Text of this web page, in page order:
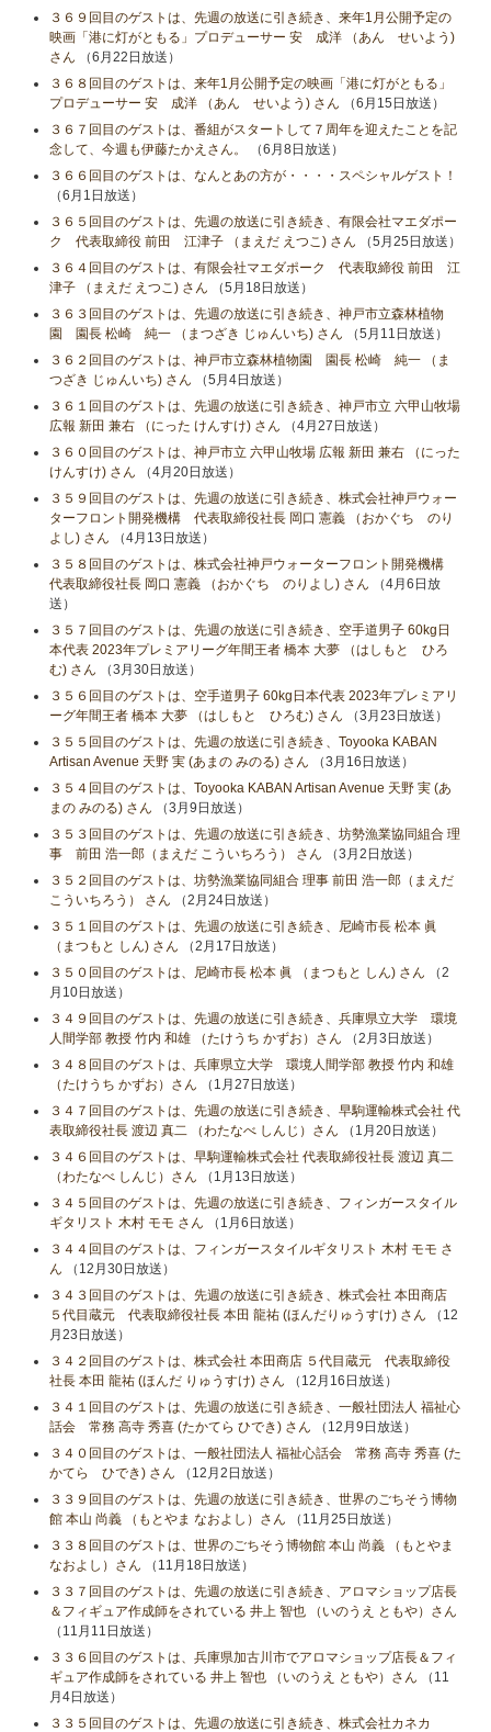
３６９回目のゲストは、先週の放送に引き続き、来年1月公開予定の
映画「港に灯がともる」プロデューサー 安 成洋 （あん せいよう)
さん （6月22日放送）
３６８回目のゲストは、来年1月公開予定の映画「港に灯がともる」
プロデューサー 安 成洋 （あん せいよう) さん （6月15日放送）
３６７回目のゲストは、番組がスタートして７周年を迎えたことを記
念して、今週も伊藤たかえさん。
（6月8日放送）
３６６回目のゲストは、なんとあの方が・・・・スペシャルゲスト！
（6月1日放送）
３６５回目のゲストは、先週の放送に引き続き、有限会社マエダポー
ク 代表取締役 前田 江津子 （まえだ えつこ) さん （5月25日放送）
３６４回目のゲストは、有限会社マエダポーク 代表取締役 前田 江
津子 （まえだ えつこ) さん （5月18日放送）
３６３回目のゲストは、先週の放送に引き続き、神戸市立森林植物
園 園長 松崎 純一 （まつざき じゅんいち) さん （5月11日放送）
３６２回目のゲストは、神戸市立森林植物園 園長 松崎 純一 （ま
つざき じゅんいち) さん （5月4日放送）
３６１回目のゲストは、先週の放送に引き続き、神戸市立 六甲山牧場
広報 新田 兼右 （にった けんすけ) さん （4月27日放送）
３６０回目のゲストは、神戸市立 六甲山牧場 広報 新田 兼右 （にった
けんすけ) さん （4月20日放送）
３５９回目のゲストは、先週の放送に引き続き、株式会社神戸ウォー
ターフロント開発機構 代表取締役社長 岡口 憲義 （おかぐち のり
よし) さん （4月13日放送）
３５８回目のゲストは、株式会社神戸ウォーターフロント開発機構
代表取締役社長 岡口 憲義 （おかぐち のりよし) さん （4月6日放
送）
３５７回目のゲストは、先週の放送に引き続き、空手道男子 60kg日
本代表 2023年プレミアリーグ年間王者 橋本 大夢 （はしもと ひろ
む) さん （3月30日放送）
３５６回目のゲストは、空手道男子 60kg日本代表 2023年プレミアリ
ーグ年間王者 橋本 大夢 （はしもと ひろむ) さん （3月23日放送）
３５５回目のゲストは、先週の放送に引き続き、Toyooka KABAN
Artisan Avenue 天野 実 (あまの みのる) さん （3月16日放送）
３５４回目のゲストは、Toyooka KABAN Artisan Avenue 天野 実 (あ
まの みのる) さん （3月9日放送）
３５３回目のゲストは、先週の放送に引き続き、坊勢漁業協同組合 理
事 前田 浩一郎（まえだ こういちろう） さん （3月2日放送）
３５２回目のゲストは、坊勢漁業協同組合 理事 前田 浩一郎（まえだ
こういちろう） さん （2月24日放送）
３５１回目のゲストは、先週の放送に引き続き、尼崎市長 松本 眞
（まつもと しん) さん （2月17日放送）
３５０回目のゲストは、尼崎市長 松本 眞 （まつもと しん) さん （2
月10日放送）
３４９回目のゲストは、先週の放送に引き続き、兵庫県立大学 環境
人間学部 教授 竹内 和雄 （たけうち かずお）さん （2月3日放送）
３４８回目のゲストは、兵庫県立大学 環境人間学部 教授 竹内 和雄
（たけうち かずお）さん （1月27日放送）
３４７回目のゲストは、先週の放送に引き続き、早駒運輸株式会社 代
表取締役社長 渡辺 真二 （わたなべ しんじ）さん （1月20日放送）
３４６回目のゲストは、早駒運輸株式会社 代表取締役社長 渡辺 真二
（わたなべ しんじ）さん （1月13日放送）
３４５回目のゲストは、先週の放送に引き続き、フィンガースタイル
ギタリスト 木村 モモ さん （1月6日放送）
３４４回目のゲストは、フィンガースタイルギタリスト 木村 モモ さ
ん （12月30日放送）
３４３回目のゲストは、先週の放送に引き続き、株式会社 本田商店
５代目蔵元 代表取締役社長 本田 龍祐 (ほんだりゅうすけ) さん （12
月23日放送）
３４２回目のゲストは、株式会社 本田商店 ５代目蔵元 代表取締役
社長 本田 龍祐 (ほんだ りゅうすけ) さん （12月16日放送）
３４１回目のゲストは、先週の放送に引き続き、一般社団法人 福祉心
話会 常務 高寺 秀喜 (たかてら ひでき) さん （12月9日放送）
３４０回目のゲストは、一般社団法人 福祉心話会 常務 高寺 秀喜 (た
かてら ひでき) さん （12月2日放送）
３３９回目のゲストは、先週の放送に引き続き、世界のごちそう博物
館 本山 尚義 （もとやま なおよし）さん （11月25日放送）
３３８回目のゲストは、世界のごちそう博物館 本山 尚義 （もとやま
なおよし）さん （11月18日放送）
３３７回目のゲストは、先週の放送に引き続き、アロマショップ店長
＆フィギュア作成師をされている 井上 智也 （いのうえ ともや）さん
（11月11日放送）
３３６回目のゲストは、兵庫県加古川市でアロマショップ店長＆フィ
ギュア作成師をされている 井上 智也 （いのうえ ともや）さん （11
月4日放送）
３３５回目のゲストは、先週の放送に引き続き、株式会社カネカ